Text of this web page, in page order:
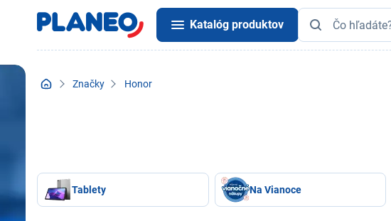
Katalóg produktov
Značky Honor
Tablety Na Vianoce